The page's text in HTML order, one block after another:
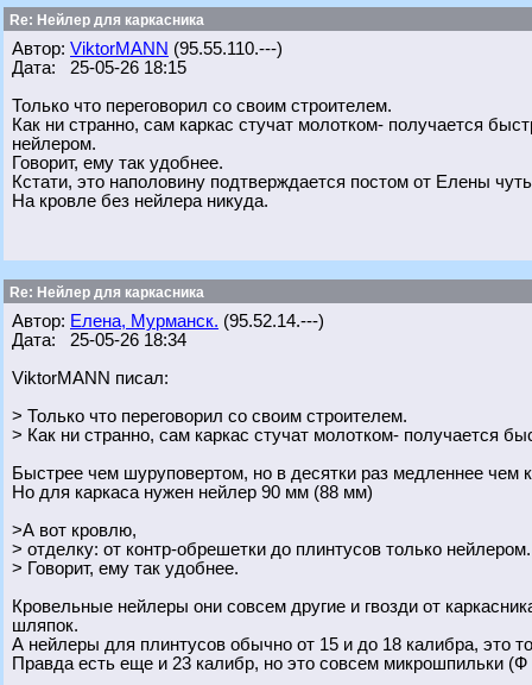
Re: Нейлер для каркасника
Автор: ViktorMANN (95.55.110.---)
Дата: 25-05-26 18:15
Только что переговорил со своим строителем.
Как ни странно, сам каркас стучат молотком- получается
нейлером.
Говорит, ему так удобнее.
Кстати, это наполовину подтверждается постом от Елены
На кровле без нейлера никуда.
Re: Нейлер для каркасника
Автор: Елена, Мурманск. (95.52.14.---)
Дата: 25-05-26 18:34
ViktorMANN писал:
> Только что переговорил со своим строителем.
> Как ни странно, сам каркас стучат молотком- получается
Быстрее чем шуруповертом, но в десятки раз медленнее
Но для каркаса нужен нейлер 90 мм (88 мм)
>А вот кровлю,
> отделку: от контр-обрешетки до плинтусов только нейлером.
> Говорит, ему так удобнее.
Кровельные нейлеры они совсем другие и гвозди от
шляпок.
А нейлеры для плинтусов обычно от 15 и до 18 калибра, это
Правда есть еще и 23 калибр, но это совсем микрошпильки